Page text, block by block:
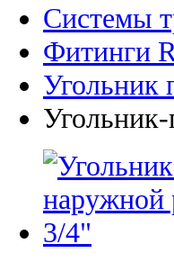
Системы
Фитинги
Угольник